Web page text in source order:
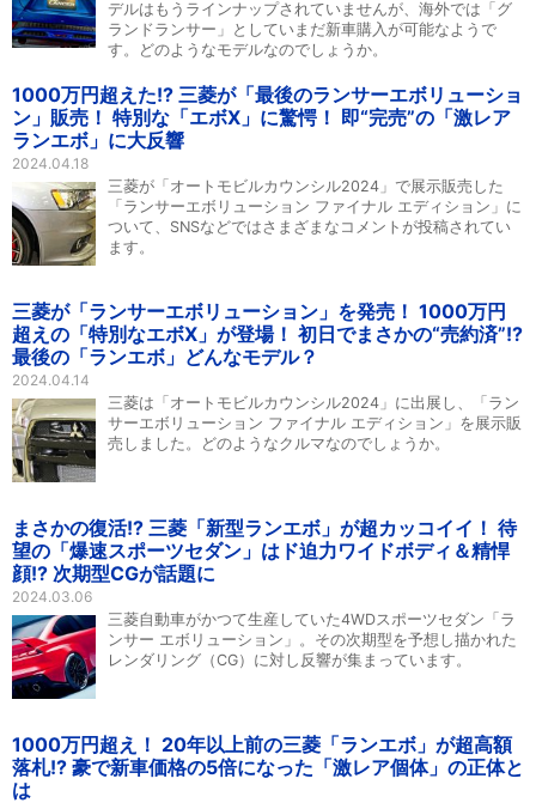
デルはもうラインナップされていませんが、海外では「グ
ランドランサー」としていまだ新車購入が可能なようで
す。どのようなモデルなのでしょうか。
1000万円超えた!? 三菱が「最後のランサーエボリューショ
ン」販売！ 特別な「エボX」に驚愕！ 即“完売”の「激レア
ランエボ」に大反響
2024.04.18
三菱が「オートモビルカウンシル2024」で展示販売した
「ランサーエボリューション ファイナル エディション」に
ついて、SNSなどではさまざまなコメントが投稿されてい
ます。
三菱が「ランサーエボリューション」を発売！ 1000万円
超えの「特別なエボX」が登場！ 初日でまさかの“売約済”!?
最後の「ランエボ」どんなモデル？
2024.04.14
三菱は「オートモビルカウンシル2024」に出展し、「ラン
サーエボリューション ファイナル エディション」を展示販
売しました。どのようなクルマなのでしょうか。
まさかの復活!? 三菱「新型ランエボ」が超カッコイイ！ 待
望の「爆速スポーツセダン」はド迫力ワイドボディ＆精悍
顔!? 次期型CGが話題に
2024.03.06
三菱自動車がかつて生産していた4WDスポーツセダン「ラ
ンサー エボリューション」。その次期型を予想し描かれた
レンダリング（CG）に対し反響が集まっています。
1000万円超え！ 20年以上前の三菱「ランエボ」が超高額
落札!? 豪で新車価格の5倍になった「激レア個体」の正体と
は